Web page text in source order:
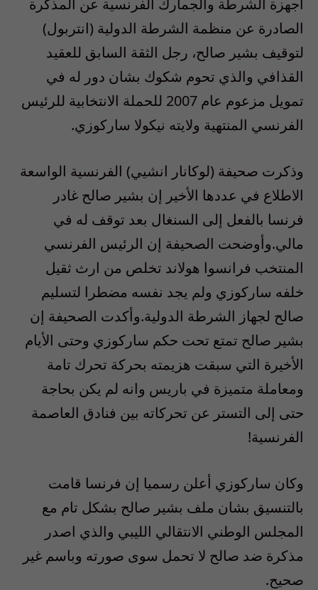
أجهزة الشرطة والجمارك الفرنسية عن المذكرة
الصادرة عن منظمة الشرطة الدولية (انتربول)
لتوقيف بشير صالح، رجل الثقة السابق للعقيد
القذافي والذي تحوم شكوك بشان دور له في
تمويل مزعوم عام 2007 للحملة الانتخابية للرئيس
الفرنسي المنتهية ولايته نيكولا ساركوزي.
وذكرت صحيفة (لوكانار انشيي) الفرنسية الواسعة
الاطلاع في عددها الأخير إن بشير صالح غادر
فرنسا بالفعل إلى السنغال بعد توقف له في
مالي.وأوضحت الصحيفة إن الرئيس الفرنسي
المنتخب فرانسوا هولاند تخلص من ارث ثقيل
خلفه ساركوزي ولم يجد نفسه مضطرا لتسليم
صالح لجهاز الشرطة الدولية.وأكدت الصحيفة إن
بشير صالح تمتع تحت حكم ساركوزي وحتى الأيام
الأخيرة التي سبقت هزيمته بحركة تحرك تامة
ومعاملة متميزة في باريس وانه لم يكن بحاجة
حتى إلى التستر عن تحركاته بين فنادق العاصمة
الفرنسية!
وكان ساركوزي أعلن رسميا إن فرنسا قامت
بالتنسيق بشان ملف بشير صالح بشكل تام مع
المجلس الوطني الانتقالي الليبي والذي اصدر
مذكرة ضد صالح لا تحمل سوى صورته وباسم غير
صحيح.